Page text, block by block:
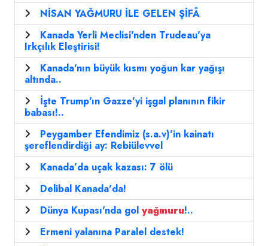
NİSAN YAĞMURU İLE GELEN ŞİFÂ
Kanada Yerli Meclisi'nden Trudeau'ya
Irkçılık Eleştirisi!
Kanada'nın büyük kısmı yoğun kar yağışı
altında..
İşte Trump'ın Gazze'yi işgal planının fikir
babası!..
Peygamber Efendimiz (s.a.v)'in kainatı
şereflendirdiği ay: Rebiülevvel
Kanada’da uçak kazası: 7 ölü
Delibal Kanada'da!
Dünya Kupası'nda gol yağmuru!..
Ermeni yalanına Paralel destek!